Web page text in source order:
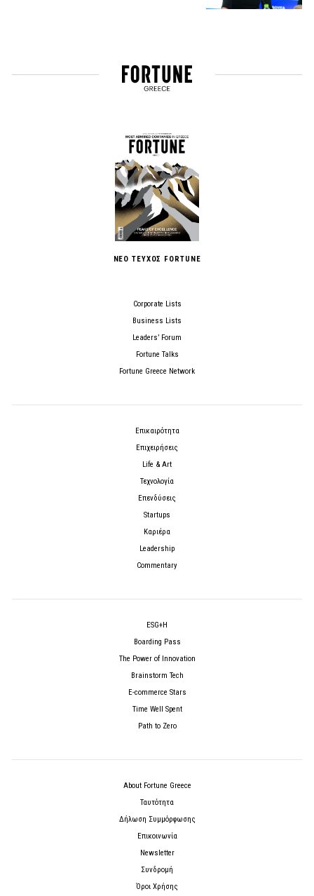
ΝΕΟ ΤΕΥΧΟΣ FORTUNE
Corporate Lists
Business Lists
Leaders’ Forum
Fortune Talks
Fortune Greece Network
Επικαιρότητα
Επιχειρήσεις
Life & Art
Τεχνολογία
Επενδύσεις
Startups
Καριέρα
Leadership
Commentary
ESG+H
Boarding Pass
The Power of Innovation
Brainstorm Tech
E-commerce Stars
Time Well Spent
Path to Zero
About Fortune Greece
Ταυτότητα
Δήλωση Συμμόρφωσης
Επικοινωνία
Newsletter
Συνδρομή
Όροι Χρήσης